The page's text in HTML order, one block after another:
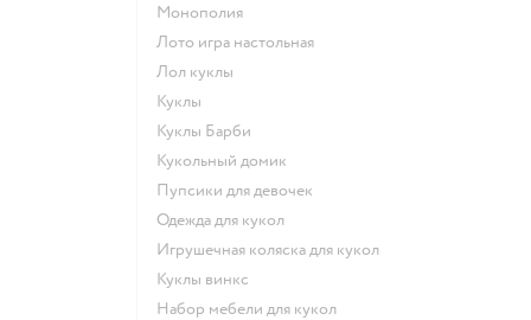
Монополия
Лото игра настольная
Лол куклы
Куклы
Куклы Барби
Кукольный домик
Пупсики для девочек
Одежда для кукол
Игрушечная коляска для кукол
Куклы винкс
Набор мебели для кукол